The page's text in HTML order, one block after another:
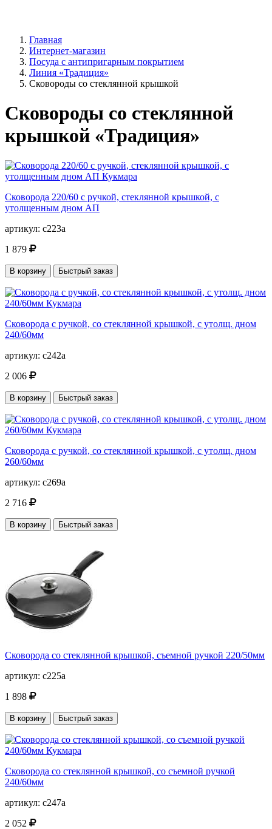
Главная
Интернет-магазин
Посуда с антипригарным покрытием
Линия «Традиция»
Сковороды со стеклянной крышкой
Сковороды со стеклянной
крышкой «Традиция»
Сковорода 220/60 с ручкой, стеклянной крышкой, с
утолщенным дном АП
артикул: с223а
1 879
В корзину Быстрый заказ
Сковорода с ручкой, со стеклянной крышкой, с утолщ. дном
240/60мм
артикул: с242а
2 006
В корзину Быстрый заказ
Сковорода с ручкой, со стеклянной крышкой, с утолщ. дном
260/60мм
артикул: с269а
2 716
В корзину Быстрый заказ
Сковорода со стеклянной крышкой, съемной ручкой 220/50мм
артикул: с225а
1 898
В корзину Быстрый заказ
Сковорода со стеклянной крышкой, со съемной ручкой
240/60мм
артикул: с247а
2 052